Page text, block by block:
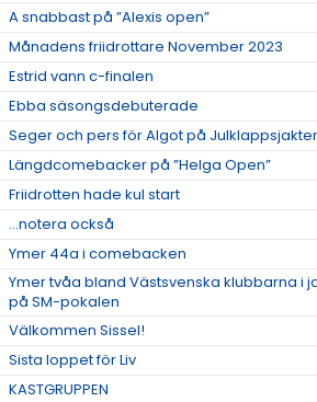
A snabbast på ”Alexis open”
Månadens friidrottare November 2023
Estrid vann c-finalen
Ebba säsongsdebuterade
Seger och pers för Algot på
Längdcomebacker på ”Helga Open”
Friidrotten hade kul start
...notera också
Ymer 44a i comebacken
Ymer tvåa bland Västsvenska klubbarna i
på SM-pokalen
Välkommen Sissel!
Sista loppet för Liv
KASTGRUPPEN